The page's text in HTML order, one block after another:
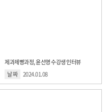
제과제빵과정, 윤선영 수강생 인터뷰
날 짜 2024.01.08